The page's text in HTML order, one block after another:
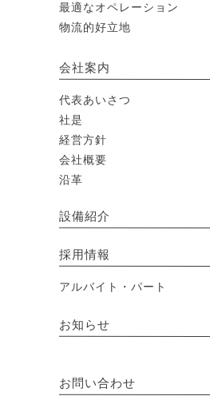
最適なオペレーション
物流的好立地
会社案内
代表あいさつ
社是
経営方針
会社概要
沿革
設備紹介
採用情報
アルバイト・パート
お知らせ
お問い合わせ